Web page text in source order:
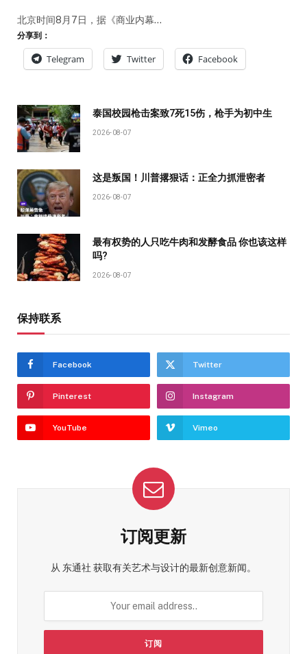
北京时间8月7日，据《商业内幕…
分享到：
Telegram Twitter Facebook
泰国校园枪击案致7死15伤，枪手为初中生
2026-08-07
这是叛国！川普撂狠话：正全力抓泄密者
2026-08-07
最有权势的人只吃牛肉和发酵食品 你也该这样
吗?
2026-08-07
保持联系
Facebook Twitter
Pinterest Instagram
YouTube Vimeo
订阅更新
从 东通社 获取有关艺术与设计的最新创意新闻。